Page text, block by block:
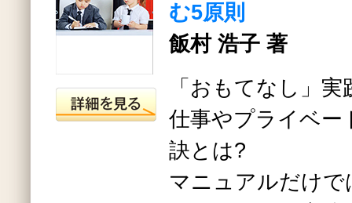
む5原則
飯村 浩子 著
「おもてなし」実
仕事やプライベー
訣とは?
マニュアルだけ